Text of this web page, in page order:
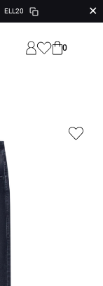
ELL20 ✕
0